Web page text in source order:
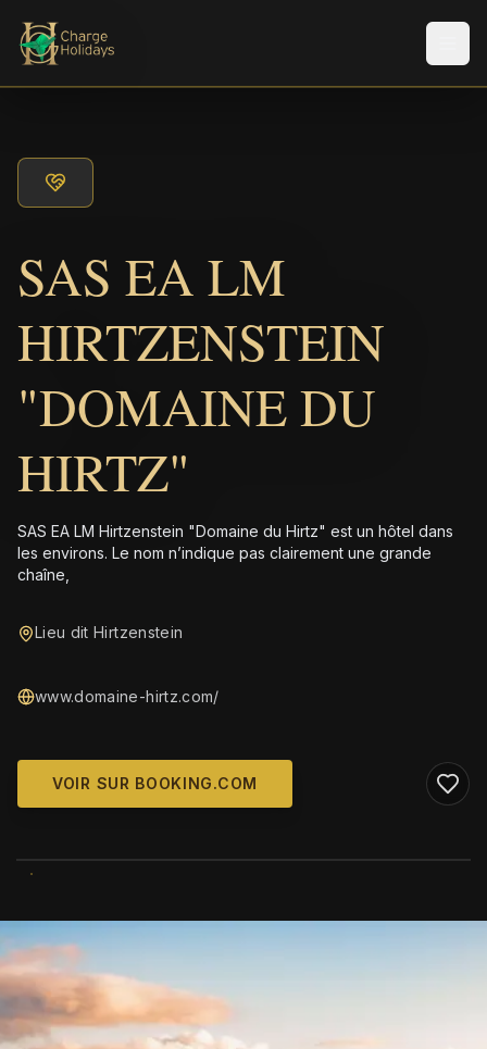
SAS EA LM
HIRTZENSTEIN
"DOMAINE DU
HIRTZ"
SAS EA LM Hirtzenstein "Domaine du Hirtz" est un hôtel dans
les environs. Le nom n’indique pas clairement une grande
chaîne,
Lieu dit Hirtzenstein
www.domaine-hirtz.com/
VOIR SUR BOOKING.COM